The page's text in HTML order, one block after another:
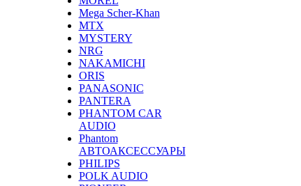
Mega Scher-Khan
MTX
MYSTERY
NRG
NAKAMICHI
ORIS
PANASONIC
PANTERA
PHANTOM CAR
AUDIO
Phantom
АВТОАКСЕССУАРЫ
PHILIPS
POLK AUDIO